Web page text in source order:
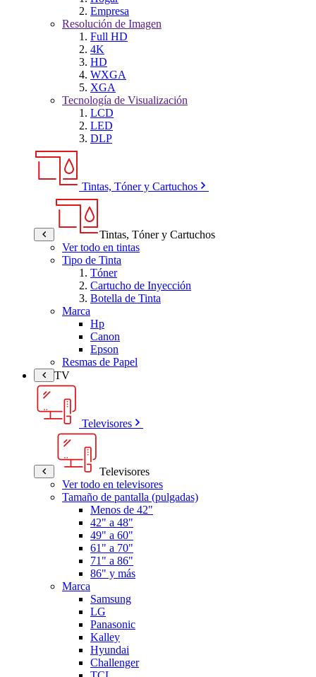
Empresa
Resolución de Imagen
Full HD
4K
HD
WXGA
XGA
Tecnología de Visualización
LCD
LED
DLP
Tintas, Tóner y Cartuchos
Tintas, Tóner y Cartuchos
Ver todo en tintas
Tipo de Tinta
Tóner
Cartucho de Inyección
Botella de Tinta
Marca
Hp
Canon
Epson
Resmas de Papel
TV
Televisores
Televisores
Ver todo en televisores
Tamaño de pantalla (pulgadas)
Menos de 42"
42" a 48"
49" a 60"
61" a 70"
71" a 86"
86" y más
Marca
Samsung
LG
Panasonic
Kalley
Hyundai
Challenger